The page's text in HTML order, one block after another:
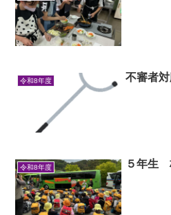
令和8年度 不審者
令和8年度 ５年生